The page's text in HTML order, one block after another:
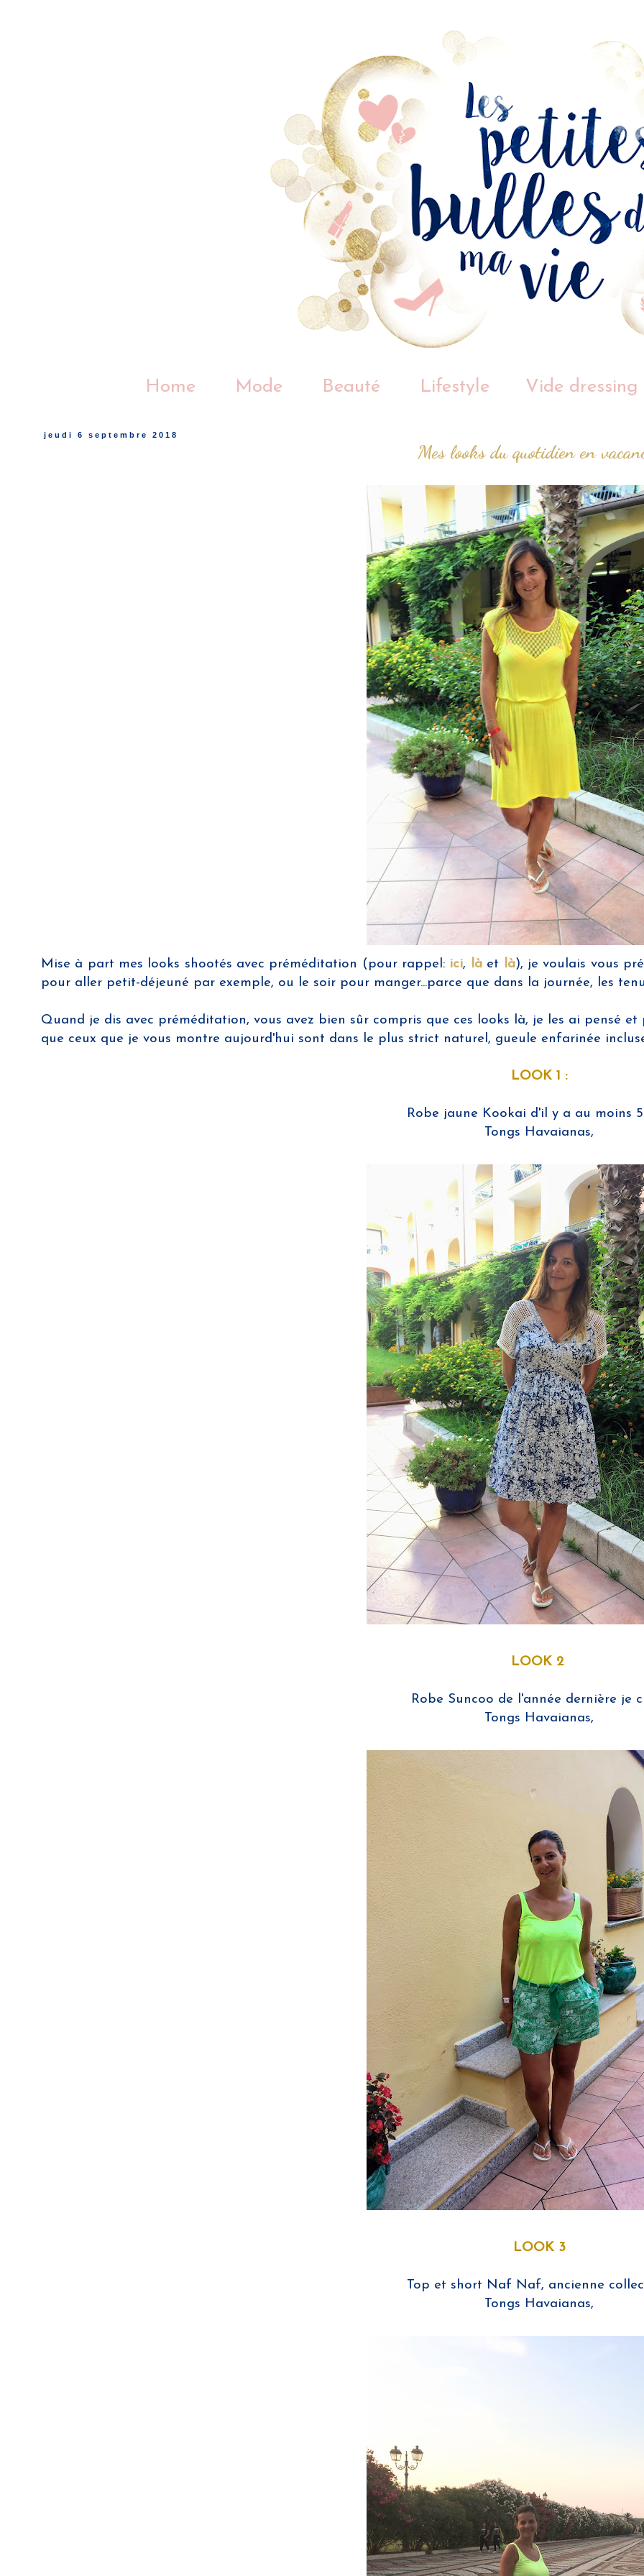
Home Mode Beauté Lifestyle Vide dressing
jeudi 6 septembre 2018
Mes looks du quotidien en
Mise à part mes looks shootés avec préméditation (pour rappel: ici, làet là), je voulais vous
pour aller petit-déjeuné par exemple, ou le soir pour manger...parce que dans la journée, les
Quand je dis avec préméditation, vous avez bien sûr compris que ces looks là, je les ai pensé
que ceux que je vous montre aujourd'hui sont dans le plus strict naturel, gueule enfarinée
LOOK 1 :
Robe jaune Kookai d'il y a au moins
Tongs Havaianas,
LOOK 2
Robe Suncoo de l'année dernière je
Tongs Havaianas,
LOOK 3
Top et short Naf Naf, ancienne
Tongs Havaianas,